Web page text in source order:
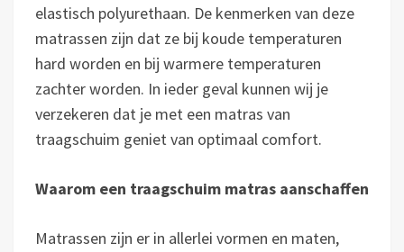
elastisch polyurethaan. De kenmerken van deze
matrassen zijn dat ze bij koude temperaturen
hard worden en bij warmere temperaturen
zachter worden. In ieder geval kunnen wij je
verzekeren dat je met een matras van
traagschuim geniet van optimaal comfort.
Waarom een traagschuim matras aanschaffen
Matrassen zijn er in allerlei vormen en maten,